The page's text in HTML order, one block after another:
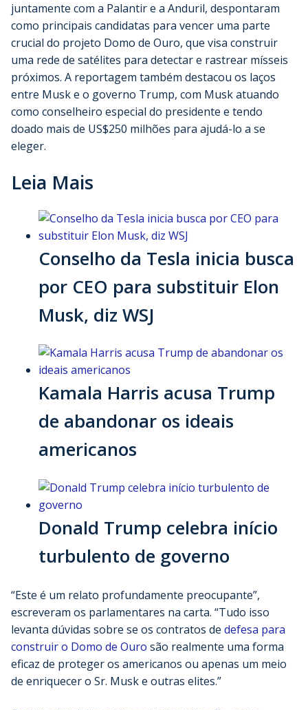
juntamente com a Palantir e a Anduril, despontaram
como principais candidatas para vencer uma parte
crucial do projeto Domo de Ouro, que visa construir
uma rede de satélites para detectar e rastrear mísseis
próximos. A reportagem também destacou os laços
entre Musk e o governo Trump, com Musk atuando
como conselheiro especial do presidente e tendo
doado mais de US$250 milhões para ajudá-lo a se
eleger.
Leia Mais
Conselho da Tesla inicia busca
por CEO para substituir Elon
Musk, diz WSJ
Kamala Harris acusa Trump
de abandonar os ideais
americanos
Donald Trump celebra início
turbulento de governo
“Este é um relato profundamente preocupante”,
escreveram os parlamentares na carta. “Tudo isso
levanta dúvidas sobre se os contratos de defesa para
construir o Domo de Ouro são realmente uma forma
eficaz de proteger os americanos ou apenas um meio
de enriquecer o Sr. Musk e outras elites.”